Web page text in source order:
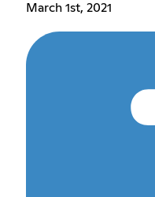
March 1st, 2021